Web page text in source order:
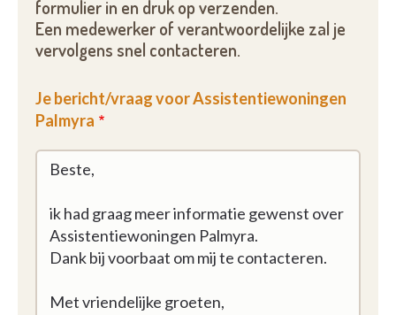
formulier in en druk op verzenden.
Een medewerker of verantwoordelijke zal je
vervolgens snel contacteren.
Je bericht/vraag voor Assistentiewoningen
Palmyra